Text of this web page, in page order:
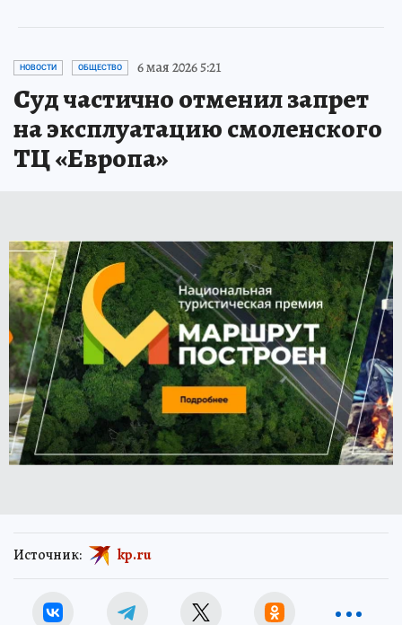
НОВОСТИ ОБЩЕСТВО 6 мая 2026 5:21
Суд частично отменил запрет
на эксплуатацию смоленского
ТЦ «Европа»
Источник: kp.ru